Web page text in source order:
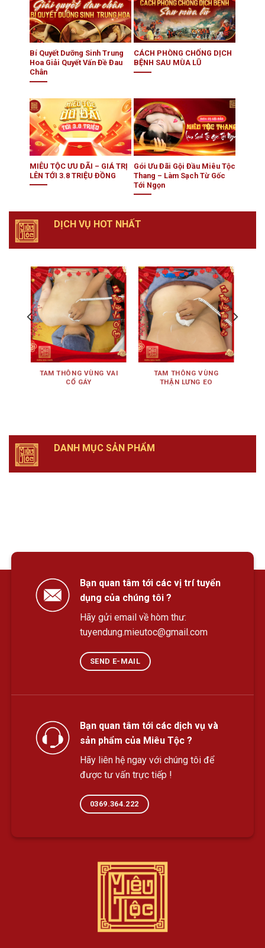
Bí Quyết Dưỡng Sinh Trung
Hoa Giải Quyết Vấn Đề Đau
Chân
CÁCH PHÒNG CHỐNG DỊCH
BỆNH SAU MÙA LŨ
MIÊU TỘC ƯU ĐÃI – GIÁ TRỊ
LÊN TỚI 3.8 TRIỆU ĐỒNG
Gói Ưu Đãi Gội Đầu Miêu Tộc
Thang – Làm Sạch Từ Gốc
Tới Ngọn
DỊCH VỤ HOT NHẤT
TAM THÔNG VÙNG VAI
CỔ GÁY
TAM THÔNG VÙNG
THẬN LƯNG EO
DANH MỤC SẢN PHẨM
Bạn quan tâm tới các vị trí tuyển
dụng của chúng tôi ?
Hãy gửi email về hòm thư:
tuyendung.mieutoc@gmail.com
SEND E-MAIL
Bạn quan tâm tới các dịch vụ và
sản phẩm của Miêu Tộc ?
Hãy liên hệ ngay với chúng tôi để
được tư vấn trực tiếp !
0369.364.222